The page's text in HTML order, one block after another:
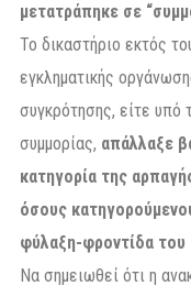
μετατράπηκε σε
Το δικαστήριο εκτός
εγκληματικής
συγκρότησης, είτε υπό
συμμορίας, απάλλαξε
κατηγορία της
όσους
φύλαξη-φροντίδα του
Να σημειωθεί ότι η